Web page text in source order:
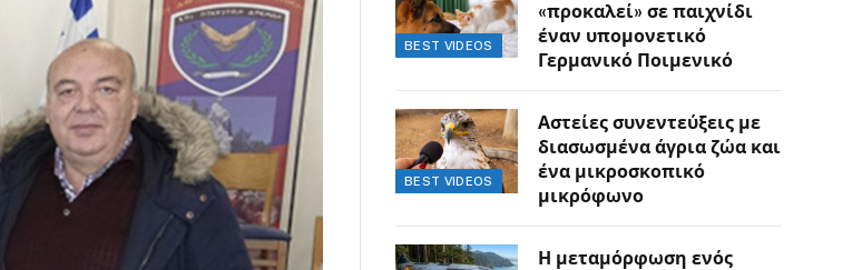
BEST VIDEOS
«προκαλεί» σε παιχνίδι
έναν υπομονετικό
Γερμανικό Ποιμενικό
BEST VIDEOS
Αστείες συνεντεύξεις με
διασωσμένα άγρια ζώα και
ένα μικροσκοπικό
μικρόφωνο
Η μεταμόρφωση ενός